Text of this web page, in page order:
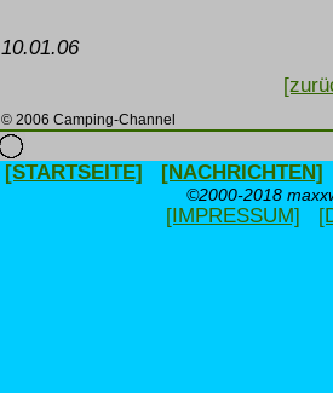
10.01.06
© 2006 Camping-Channel
[STARTSEITE] [NACHRICHTEN]
©2000-2018
[IMPRESSUM]